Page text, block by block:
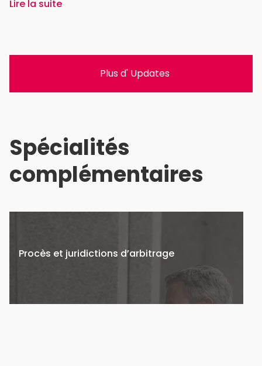
Lire la suite
Plus d' Updates
Spécialités
complémentaires
Procès et juridictions d’arbitrage